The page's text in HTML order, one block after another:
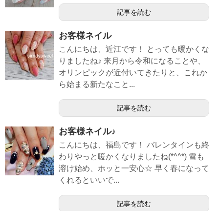
記事を読む
お客様ネイル
こんにちは、近江です！ とっても暖かくな
りましたね♪ 来月から令和になることや、
オリンピックが近付いてきたりと、これか
ら始まる新たなこと...
記事を読む
お客様ネイル♪
こんにちは、福島です！ バレンタインも終
わりやっと暖かくなりましたね(*^^*) 雪も
溶け始め、ホッと一安心☆ 早く春になって
くれるといいで...
記事を読む